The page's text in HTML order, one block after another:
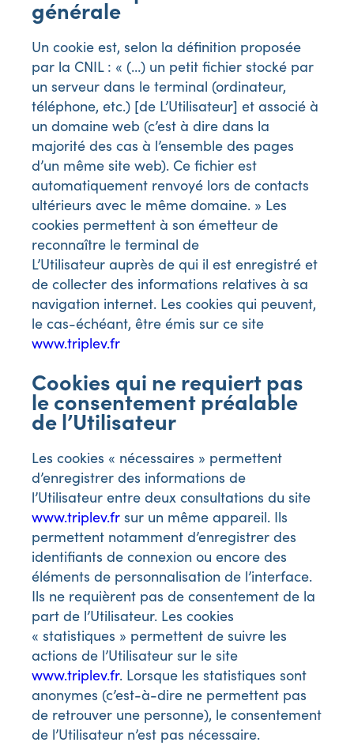
générale
Un cookie est, selon la définition proposée
par la CNIL : « (…) un petit fichier stocké par
un serveur dans le terminal (ordinateur,
téléphone, etc.) [de L’Utilisateur] et associé à
un domaine web (c’est à dire dans la
majorité des cas à l’ensemble des pages
d’un même site web). Ce fichier est
automatiquement renvoyé lors de contacts
ultérieurs avec le même domaine. » Les
cookies permettent à son émetteur de
reconnaître le terminal de
L’Utilisateur auprès de qui il est enregistré et
de collecter des informations relatives à sa
navigation internet. Les cookies qui peuvent,
le cas-échéant, être émis sur ce site
www.triplev.fr
Cookies qui ne requiert pas
le consentement préalable
de l’Utilisateur
Les cookies « nécessaires » permettent
d’enregistrer des informations de
l’Utilisateur entre deux consultations du site
www.triplev.fr sur un même appareil. Ils
permettent notamment d’enregistrer des
identifiants de connexion ou encore des
éléments de personnalisation de l’interface.
Ils ne requièrent pas de consentement de la
part de l’Utilisateur. Les cookies
« statistiques » permettent de suivre les
actions de l’Utilisateur sur le site
www.triplev.fr. Lorsque les statistiques sont
anonymes (c’est-à-dire ne permettent pas
de retrouver une personne), le consentement
de l’Utilisateur n’est pas nécessaire.